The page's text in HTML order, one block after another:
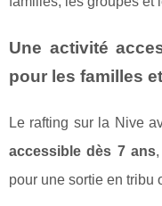
Une activité
pour les familles
Le rafting sur la Nive
accessible dès 7 ans
pour une sortie en tribu